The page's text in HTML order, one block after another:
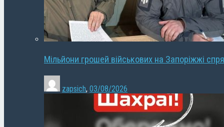
Мільйони грошей військових на Запоріжжі
zapsich, 03/08/2026